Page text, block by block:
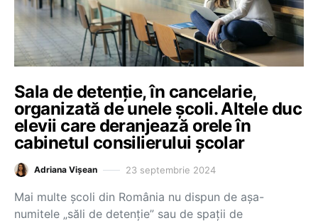
Sala de detenție, în cancelarie,
organizată de unele școli. Altele duc
elevii care deranjează orele în
cabinetul consilierului școlar
Adriana Vișean 23 septembrie 2024
Mai multe școli din România nu dispun de așa-
numitele „săli de detenție” sau de spații de